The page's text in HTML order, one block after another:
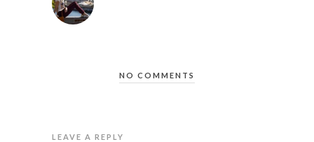
NO COMMENTS
LEAVE A REPLY